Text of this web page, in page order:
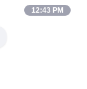
12:43 PM